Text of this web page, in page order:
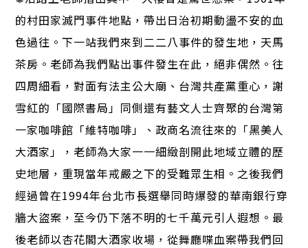
的村田家滅門事件地點，帶出日治初期動盪不安的血
色過往。下一站我們來到二二八事件的發生地，天馬
茶房。老師為我們點出事件發生在此，絕非偶然。往
四周細看，對面有法主公大廟、台灣共產黨重心，謝
雪紅的「國際書局」同側還有藝文人士齊聚的台灣第
一家咖啡館「維特咖啡」、政商名流往來的「黑美人
大酒家」，老師為大家一一細緻剖開此地域立體的歷
史地層，重現當年戒嚴之下的受難眾生相。之後我們
經過曾在1994年台北市長選舉同時爆發的華南銀行穿
牆大盜案，至今仍下落不明的七千萬元引人遐想。最
後老師以杏花閣大酒家收場，從舞廳喋血案帶我們回